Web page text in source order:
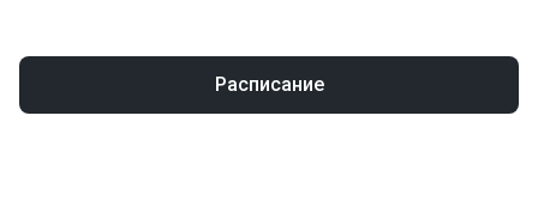
Расписание